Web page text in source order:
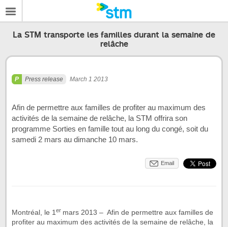
La STM transporte les familles durant la semaine de
relâche
Press release March 1 2013
Afin de permettre aux familles de profiter au maximum des
activités de la semaine de relâche, la STM offrira son
programme Sorties en famille tout au long du congé, soit du
samedi 2 mars au dimanche 10 mars.
Email
Montréal, le 1er mars 2013 – Afin de permettre aux familles de
profiter au maximum des activités de la semaine de relâche, la